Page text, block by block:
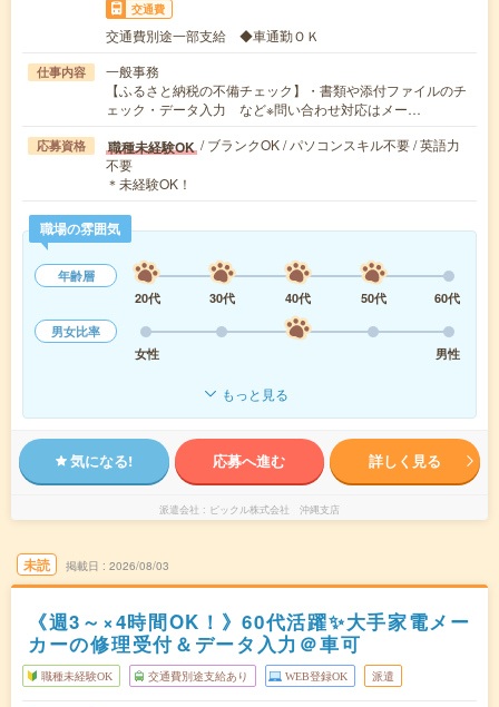
交通費
交通費別途一部支給 ◆車通勤ＯＫ
仕事内容
一般事務
【ふるさと納税の不備チェック】・書類や添付ファイルのチ
ェック・データ入力 など※問い合わせ対応はメー…
応募資格 職種未経験OK / ブランクOK / パソコンスキル不要 / 英語力
不要
＊未経験OK！
職場の雰囲気
年齢層
20代
30代 40代 50代
60代
男女比率
女性
男性
もっと見る
気になる! 応募へ進む 詳しく見る
派遣会社 ピックル株式会社 沖縄支店
未読 掲載日 2026/08/03
《週3～×4時間OK！》60代活躍✨大手家電メー
カーの修理受付＆データ入力＠車可
職種未経験OK 交通費別途支給あり WEB登録OK 派遣